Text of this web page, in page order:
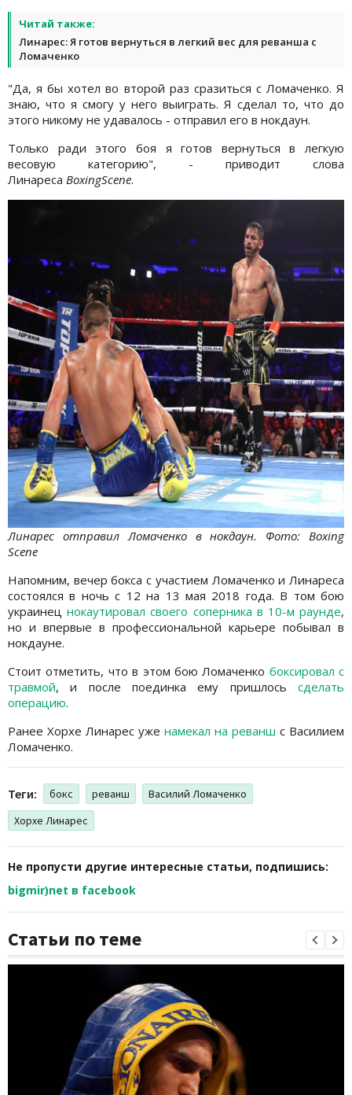
Читай также:
Линарес: Я готов вернуться в легкий вес для реванша с
Ломаченко
"Да, я бы хотел во второй раз сразиться с Ломаченко. Я
знаю, что я смогу у него выиграть. Я сделал то, что до
этого никому не удавалось - отправил его в нокдаун.
Только ради этого боя я готов вернуться в легкую
весовую категорию", - приводит слова
Линареса BoxingScene.
Линарес отправил Ломаченко в нокдаун. Фото: Boxing
Scene
Напомним, вечер бокса с участием Ломаченко и Линареса
состоялся в ночь с 12 на 13 мая 2018 года. В том бою
украинецнокаутировал своего соперника в 10-м раунде,
но и впервые в профессиональной карьере побывал в
нокдауне.
Стоит отметить, что в этом бою Ломаченко боксировал с
травмой, и после поединка ему пришлось сделать
операцию.
Ранее Хорхе Линарес уже намекал на реванш с Василием
Ломаченко.
Теги: бокс реванш
Василий Ломаченко
Хорхе Линарес
Не пропусти другие интересные статьи, подпишись:
bigmir)net в facebook
Статьи по теме